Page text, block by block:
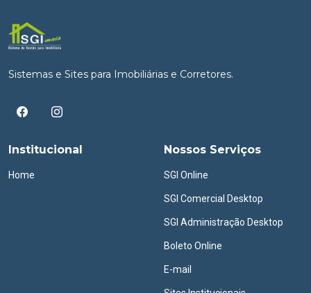
Sistemas e Sites para Imobiliárias e Corretores.
Institucional
Home
Nossos Serviços
SGI Online
SGI Comercial Desktop
SGI Administração Desktop
Boleto Online
E-mail